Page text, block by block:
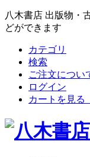
八木書店 出版物・
どができます
カテゴリ
検索
ご注文につい
ログイン
カートを見る